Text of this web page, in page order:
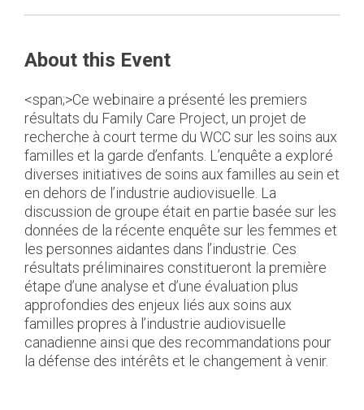
About this Event
<span;>Ce webinaire a présenté les premiers
résultats du Family Care Project, un projet de
recherche à court terme du WCC sur les soins aux
familles et la garde d’enfants. L’enquête a exploré
diverses initiatives de soins aux familles au sein et
en dehors de l’industrie audiovisuelle. La
discussion de groupe était en partie basée sur les
données de la récente enquête sur les femmes et
les personnes aidantes dans l’industrie. Ces
résultats préliminaires constitueront la première
étape d’une analyse et d’une évaluation plus
approfondies des enjeux liés aux soins aux
familles propres à l’industrie audiovisuelle
canadienne ainsi que des recommandations pour
la défense des intérêts et le changement à venir.